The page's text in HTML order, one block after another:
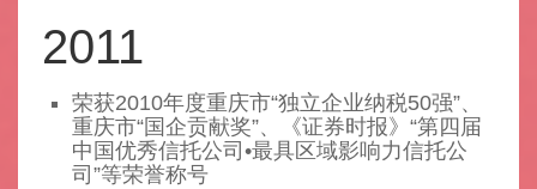
2011
荣获2010年度重庆市“独立企业纳税50强”、
重庆市“国企贡献奖”、《证券时报》“第四届
中国优秀信托公司•最具区域影响力信托公
司”等荣誉称号